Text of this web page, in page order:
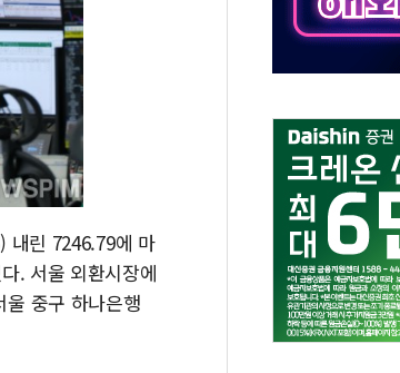
'호우·산사태 주의보' 울진 시간당 30mm 강한 비...호우
여야, 황희 '버스 하우스' 공방…野 "청년 우롱 기괴" vs 與
내린 7246.79에 마
. 서울 외환시장에
중구 하나은행